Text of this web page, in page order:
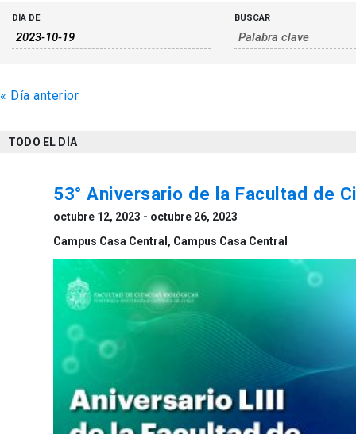
Búsqueda
y
de
vistas
Eventos
Búsqueda
de
Eventos
DÍA DE BUSCAR
« Día anterior
TODO EL DÍA
53° Aniversario de la Facultad de
octubre 12, 2023 - octubre 26, 2023
Campus Casa Central, Campus Casa Central